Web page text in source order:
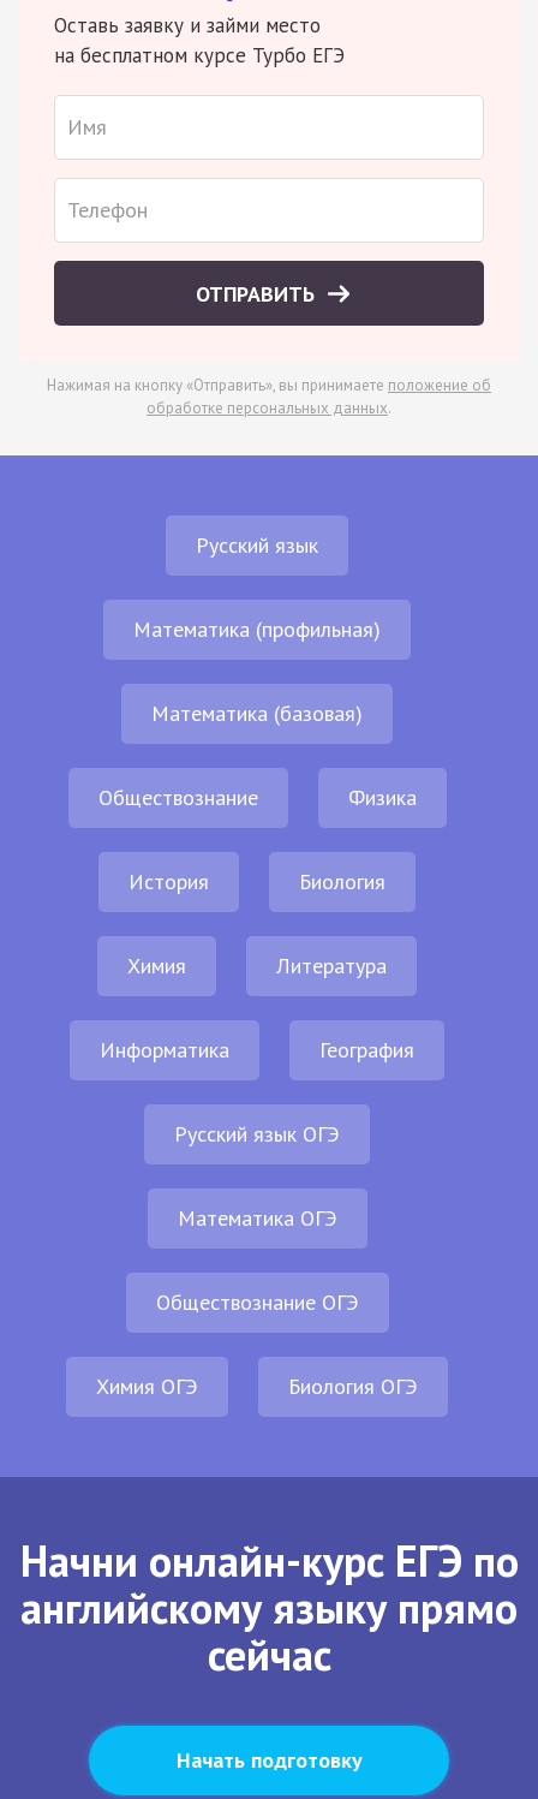
Оставь заявку и займи место
на бесплатном курсе Турбо ЕГЭ
ОТПРАВИТЬ
Нажимая на кнопку «Отправить», вы принимаете положение об
обработке персональных данных.
Русский язык
Математика (профильная)
Математика (базовая)
Обществознание Физика
История Биология
Химия Литература
Информатика География
Русский язык ОГЭ
Математика ОГЭ
Обществознание ОГЭ
Химия ОГЭ Биология ОГЭ
Начни онлайн-курс ЕГЭ по
английскому языку прямо
сейчас
Начать подготовку